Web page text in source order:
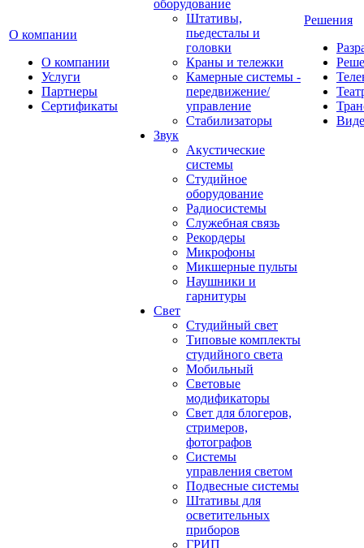
О компании
О компании
Услуги
Партнеры
Сертификаты
оборудование
Штативы,
пьедесталы и
головки
Краны и тележки
Камерные системы -
передвижение/
управление
Стабилизаторы
Звук
Акустические
системы
Студийное
оборудование
Радиосистемы
Служебная связь
Рекордеры
Микрофоны
Микшерные пульты
Наушники и
гарнитуры
Свет
Студийный свет
Типовые комплекты
студийного света
Мобильный
Световые
модификаторы
Свет для блогеров,
стримеров,
фотографов
Системы
управления светом
Подвесные системы
Штативы для
осветительных
приборов
ГРИП
Решения